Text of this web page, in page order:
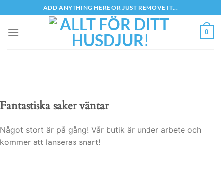
to
content
ADD ANYTHING HERE OR JUST REMOVE IT...
0
Fantastiska saker väntar
Något stort är på gång! Vår butik är under arbete och
kommer att lanseras snart!